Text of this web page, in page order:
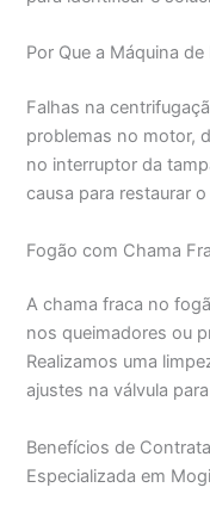
Por Que a Máquina
Falhas na
problemas no motor,
no interruptor da
causa para restaurar
Fogão com Chama
A chama fraca no
nos queimadores ou
Realizamos uma
ajustes na válvula
Benefícios de
Especializada em